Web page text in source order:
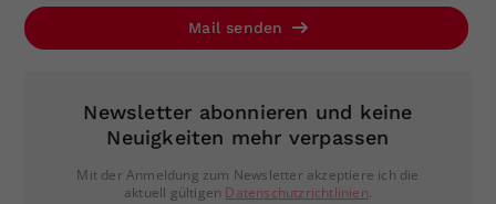
Mail senden
Newsletter abonnieren und keine
Neuigkeiten mehr verpassen
Mit der Anmeldung zum Newsletter akzeptiere ich die
aktuell gültigen Datenschutzrichtlinien.